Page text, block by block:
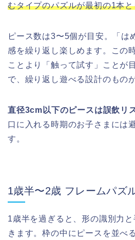
むタイプのパズルが最初の1本
ピース数は3〜5個が目安。「は
感を繰り返し楽しめます。この
ことより「触って試す」ことが
で、繰り返し遊べる設計のもの
直径3cm以下のピースは誤飲リ
口に入れる時期のお子さまには
す。
1歳半〜2歳 フレームパズ
1歳半を過ぎると、形の識別力
きます。枠の中にピースを並べ